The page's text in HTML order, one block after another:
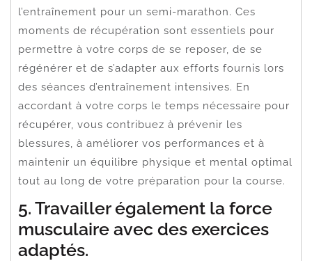
l’entraînement pour un semi-marathon. Ces
moments de récupération sont essentiels pour
permettre à votre corps de se reposer, de se
régénérer et de s’adapter aux efforts fournis lors
des séances d’entraînement intensives. En
accordant à votre corps le temps nécessaire pour
récupérer, vous contribuez à prévenir les
blessures, à améliorer vos performances et à
maintenir un équilibre physique et mental optimal
tout au long de votre préparation pour la course.
5. Travailler également la force
musculaire avec des exercices
adaptés.